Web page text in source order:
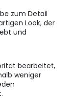
zum Detail
Look, der
und
bearbeitet,
weniger